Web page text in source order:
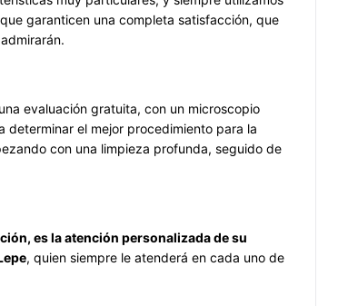
garanticen una completa satisfacción, que
evaluación gratuita, con un microscopio
determinar el mejor procedimiento para la
con una limpieza profunda, seguido de
es la atención personalizada de su
, quien siempre le atenderá en cada uno de
de que Blanquita le brindará toda la
mejor tratamiento que le ofrezca la solución